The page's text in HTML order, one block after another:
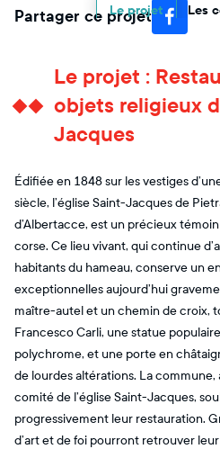
Le projet Les
Partager ce projet
Le projet :
objets religieux
Jacques
Édifiée en 1848 sur les vestiges
siècle, l’église Saint-Jacques de
d’Albertacce, est un précieux
corse. Ce lieu vivant, qui continue
habitants du hameau, conserve un
exceptionnelles aujourd’hui
maître-autel et un chemin de croix,
Francesco Carli, une statue
polychrome, et une porte en
de lourdes altérations. La commune,
comité de l’église Saint-Jacques,
progressivement leur restauration.
d’art et de foi pourront retrouver